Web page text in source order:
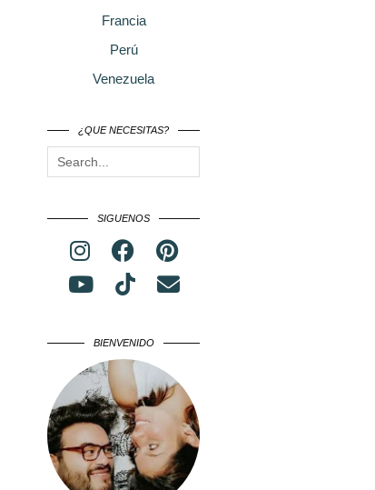
Francia
Perú
Venezuela
¿QUE NECESITAS?
SIGUENOS
BIENVENIDO